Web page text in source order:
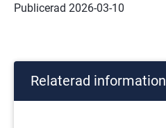
Publicerad 2026-03-10
Relaterad information